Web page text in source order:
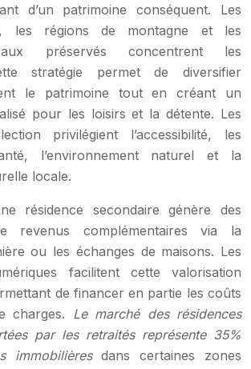
d’un patrimoine conséquent. Les
les régions de montagne et les
préservés concentrent les
stratégie permet de diversifier
le patrimoine tout en créant un
pour les loisirs et la détente. Les
privilégient l’accessibilité, les
l’environnement naturel et la
locale.
résidence secondaire génère des
revenus complémentaires via la
ou les échanges de maisons. Les
facilitent cette valorisation
de financer en partie les coûts
charges. Le marché des résidences
par les retraités représente 35%
immobilièresdans certaines zones